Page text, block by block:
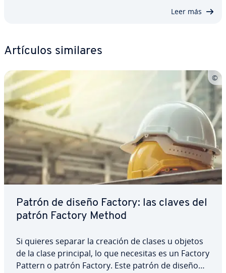
Leer más
Artículos similares
Patrón de diseño Factory: las claves del
patrón Factory Method
Si quieres separar la creación de clases u objetos
de la clase principal, lo que necesitas es un Factory
Pattern o patrón Factory. Este patrón de diseño